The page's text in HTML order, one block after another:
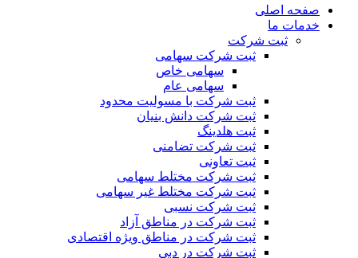
صفحه اصلی
خدمات ما
ثبت شرکت
ثبت شرکت سهامی
سهامی خاص
سهامی عام
ثبت شرکت با مسولیت محدود
ثبت شرکت دانش بنیان
ثبت هلدینگ
ثبت شرکت تضامنی
ثبت تعاونی
ثبت شرکت مختلط سهامی
ثبت شرکت مختلط غیر سهامی
ثبت شرکت نسبی
ثبت شرکت در مناطق آزاد
ثبت شرکت در مناطق ویژه اقتصادی
ثبت شرکت در دبی